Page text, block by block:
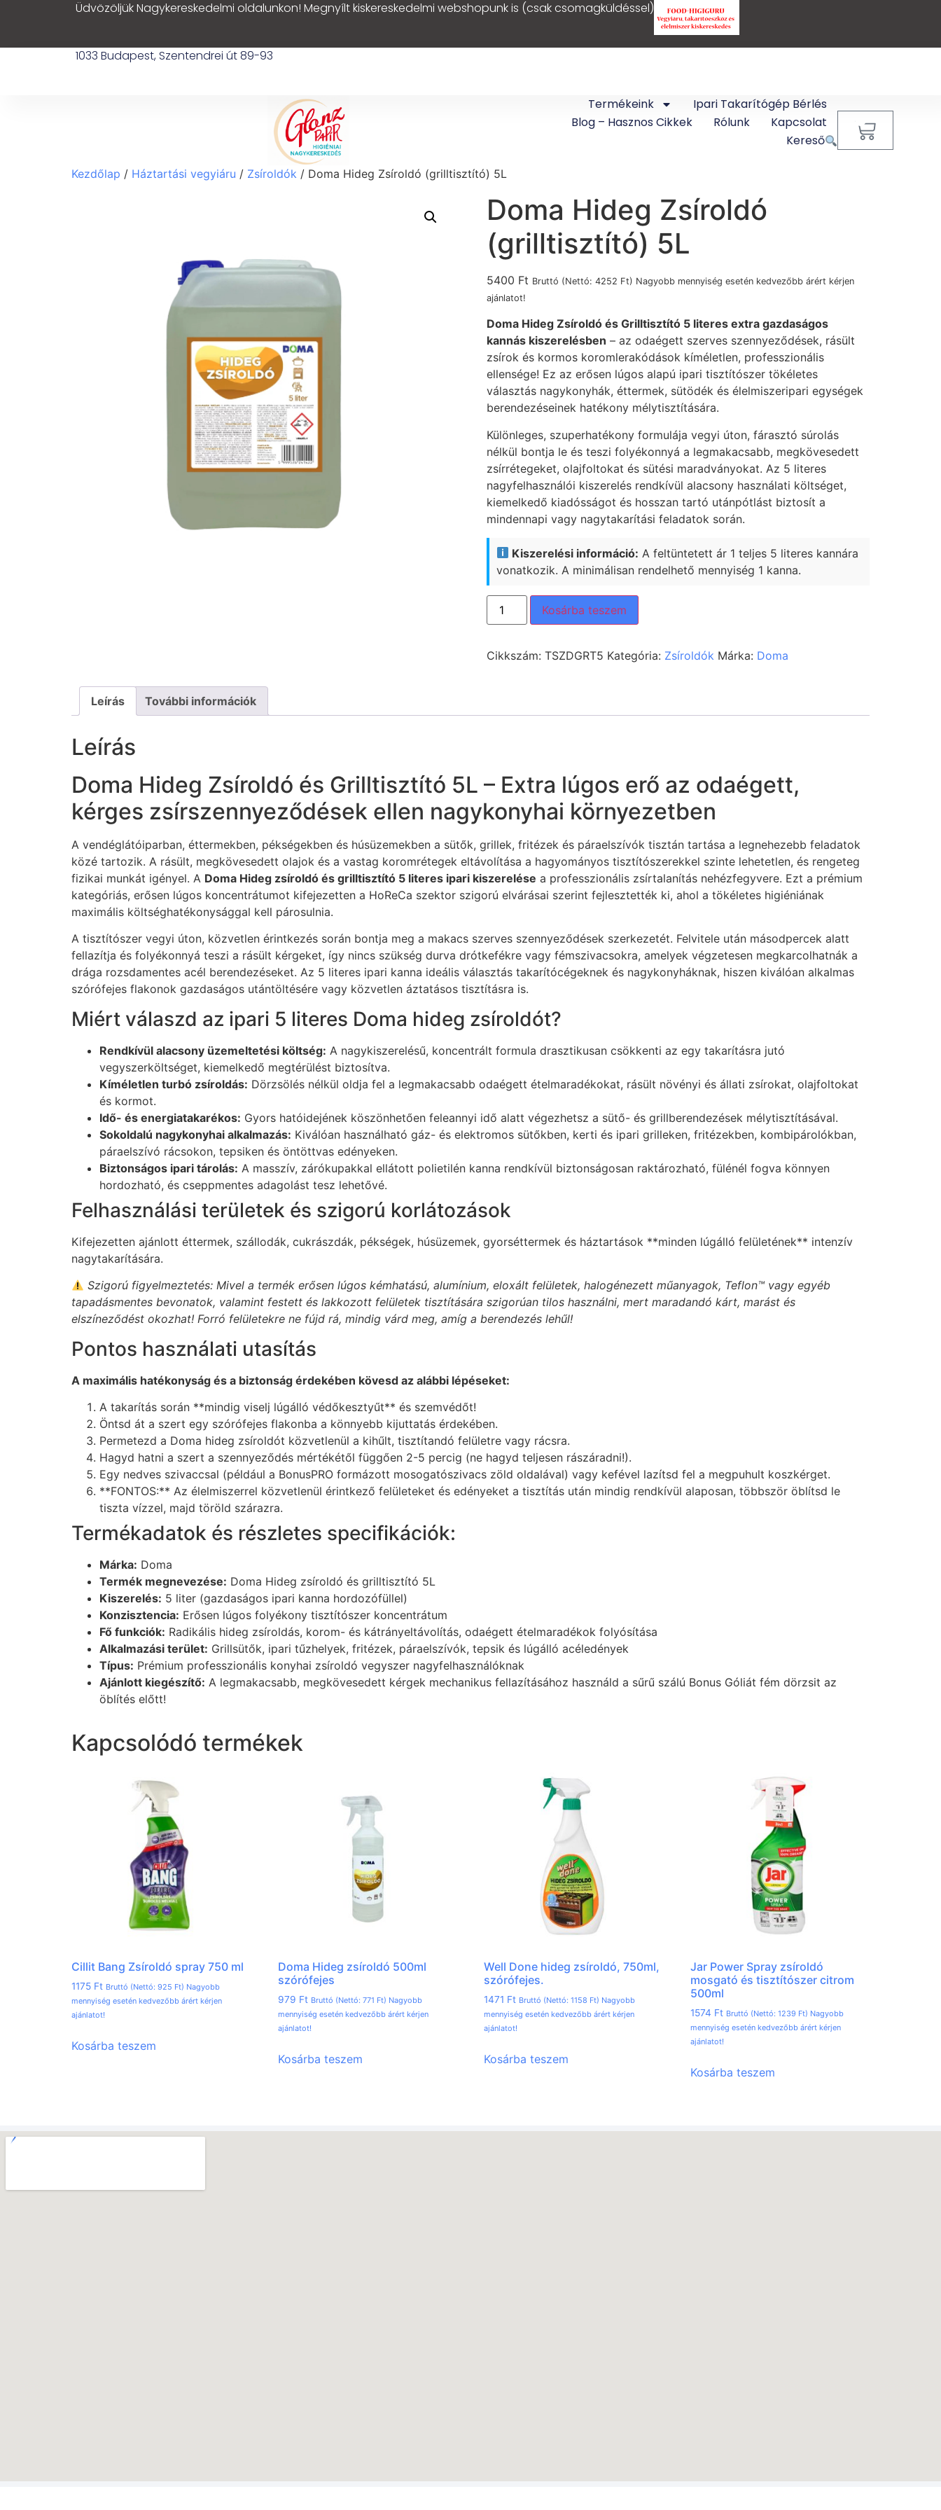
Üdvözöljük Nagykereskedelmi oldalunkon! Megnyílt kiskereskedelmi webshopunk is (csak csomagküldéssel)
1033 Budapest, Szentendrei út 89-93
Termékeink
Ipari Takarítógép Bérlés
Blog – Hasznos Cikkek
Rólunk
Kapcsolat
Kereső
Kezdőlap / Háztartási vegyiáru / Zsíroldók / Doma Hideg Zsíroldó (grilltisztító) 5L
Doma Hideg Zsíroldó
(grilltisztító) 5L
5400 Ft Bruttó (Nettó: 4252 Ft) Nagyobb mennyiség esetén kedvezőbb árért kérjen
ajánlatot!
Doma Hideg Zsíroldó és Grilltisztító 5 literes extra gazdaságos
kannás kiszerelésben – az odaégett szerves szennyeződések, rásült
zsírok és kormos koromlerakódások kíméletlen, professzionális
ellensége! Ez az erősen lúgos alapú ipari tisztítószer tökéletes
választás nagykonyhák, éttermek, sütödék és élelmiszeripari egységek
berendezéseinek hatékony mélytisztítására.
Különleges, szuperhatékony formulája vegyi úton, fárasztó súrolás
nélkül bontja le és teszi folyékonnyá a legmakacsabb, megkövesedett
zsírrétegeket, olajfoltokat és sütési maradványokat. Az 5 literes
nagyfelhasználói kiszerelés rendkívül alacsony használati költséget,
kiemelkedő kiadósságot és hosszan tartó utánpótlást biztosít a
mindennapi vagy nagytakarítási feladatok során.
Kiszerelési információ: A feltüntetett ár 1 teljes 5 literes kannára
vonatkozik. A minimálisan rendelhető mennyiség 1 kanna.
Kosárba teszem
Cikkszám: TSZDGRT5 Kategória: Zsíroldók Márka: Doma
Leírás További információk
Leírás
Doma Hideg Zsíroldó és Grilltisztító 5L – Extra lúgos erő az odaégett,
kérges zsírszennyeződések ellen nagykonyhai környezetben
A vendéglátóiparban, éttermekben, pékségekben és húsüzemekben a sütők, grillek, fritézek és páraelszívók tisztán tartása a legnehezebb feladatok
közé tartozik. A rásült, megkövesedett olajok és a vastag koromrétegek eltávolítása a hagyományos tisztítószerekkel szinte lehetetlen, és rengeteg
fizikai munkát igényel. A Doma Hideg zsíroldó és grilltisztító 5 literes ipari kiszerelése a professzionális zsírtalanítás nehézfegyvere. Ezt a prémium
kategóriás, erősen lúgos koncentrátumot kifejezetten a HoReCa szektor szigorú elvárásai szerint fejlesztették ki, ahol a tökéletes higiéniának
maximális költséghatékonysággal kell párosulnia.
A tisztítószer vegyi úton, közvetlen érintkezés során bontja meg a makacs szerves szennyeződések szerkezetét. Felvitele után másodpercek alatt
fellazítja és folyékonnyá teszi a rásült kérgeket, így nincs szükség durva drótkefékre vagy fémszivacsokra, amelyek végzetesen megkarcolhatnák a
drága rozsdamentes acél berendezéseket. Az 5 literes ipari kanna ideális választás takarítócégeknek és nagykonyháknak, hiszen kiválóan alkalmas
szórófejes flakonok gazdaságos utántöltésére vagy közvetlen áztatásos tisztításra is.
Miért válaszd az ipari 5 literes Doma hideg zsíroldót?
Rendkívül alacsony üzemeltetési költség: A nagykiszerelésű, koncentrált formula drasztikusan csökkenti az egy takarításra jutó
vegyszerköltséget, kiemelkedő megtérülést biztosítva.
Kíméletlen turbó zsíroldás: Dörzsölés nélkül oldja fel a legmakacsabb odaégett ételmaradékokat, rásült növényi és állati zsírokat, olajfoltokat
és kormot.
Idő- és energiatakarékos: Gyors hatóidejének köszönhetően feleannyi idő alatt végezhetsz a sütő- és grillberendezések mélytisztításával.
Sokoldalú nagykonyhai alkalmazás: Kiválóan használható gáz- és elektromos sütőkben, kerti és ipari grilleken, fritézekben, kombipárolókban,
páraelszívó rácsokon, tepsiken és öntöttvas edényeken.
Biztonságos ipari tárolás: A masszív, zárókupakkal ellátott polietilén kanna rendkívül biztonságosan raktározható, fülénél fogva könnyen
hordozható, és cseppmentes adagolást tesz lehetővé.
Felhasználási területek és szigorú korlátozások
Kifejezetten ajánlott éttermek, szállodák, cukrászdák, pékségek, húsüzemek, gyorséttermek és háztartások **minden lúgálló felületének** intenzív
nagytakarítására.
Szigorú figyelmeztetés: Mivel a termék erősen lúgos kémhatású, alumínium, eloxált felületek, halogénezett műanyagok, Teflon™ vagy egyéb
tapadásmentes bevonatok, valamint festett és lakkozott felületek tisztítására szigorúan tilos használni, mert maradandó kárt, marást és
elszíneződést okozhat! Forró felületekre ne fújd rá, mindig várd meg, amíg a berendezés lehűl!
Pontos használati utasítás
A maximális hatékonyság és a biztonság érdekében kövesd az alábbi lépéseket:
A takarítás során **mindig viselj lúgálló védőkesztyűt** és szemvédőt!
Öntsd át a szert egy szórófejes flakonba a könnyebb kijuttatás érdekében.
Permetezd a Doma hideg zsíroldót közvetlenül a kihűlt, tisztítandó felületre vagy rácsra.
Hagyd hatni a szert a szennyeződés mértékétől függően 2-5 percig (ne hagyd teljesen rászáradni!).
Egy nedves szivaccsal (például a BonusPRO formázott mosogatószivacs zöld oldalával) vagy kefével lazítsd fel a megpuhult koszkérget.
**FONTOS:** Az élelmiszerrel közvetlenül érintkező felületeket és edényeket a tisztítás után mindig rendkívül alaposan, többször öblítsd le
tiszta vízzel, majd töröld szárazra.
Termékadatok és részletes specifikációk:
Márka: Doma
Termék megnevezése: Doma Hideg zsíroldó és grilltisztító 5L
Kiszerelés: 5 liter (gazdaságos ipari kanna hordozófüllel)
Konzisztencia: Erősen lúgos folyékony tisztítószer koncentrátum
Fő funkciók: Radikális hideg zsíroldás, korom- és kátrányeltávolítás, odaégett ételmaradékok folyósítása
Alkalmazási terület: Grillsütők, ipari tűzhelyek, fritézek, páraelszívók, tepsik és lúgálló acéledények
Típus: Prémium professzionális konyhai zsíroldó vegyszer nagyfelhasználóknak
Ajánlott kiegészítő: A legmakacsabb, megkövesedett kérgek mechanikus fellazításához használd a sűrű szálú Bonus Góliát fém dörzsit az
öblítés előtt!
Kapcsolódó termékek
Cillit Bang Zsíroldó spray 750 ml
1175 Ft Bruttó (Nettó: 925 Ft) Nagyobb
mennyiség esetén kedvezőbb árért kérjen
ajánlatot!
Kosárba teszem
Doma Hideg zsíroldó 500ml
szórófejes
979 Ft Bruttó (Nettó: 771 Ft) Nagyobb
mennyiség esetén kedvezőbb árért kérjen
ajánlatot!
Kosárba teszem
Well Done hideg zsíroldó, 750ml,
szórófejes.
1471 Ft Bruttó (Nettó:1158 Ft) Nagyobb
mennyiség esetén kedvezőbb árért kérjen
ajánlatot!
Kosárba teszem
Jar Power Spray zsíroldó
mosgató és tisztítószer citrom
500ml
1574 Ft Bruttó (Nettó:1239 Ft) Nagyobb
mennyiség esetén kedvezőbb árért kérjen
ajánlatot!
Kosárba teszem